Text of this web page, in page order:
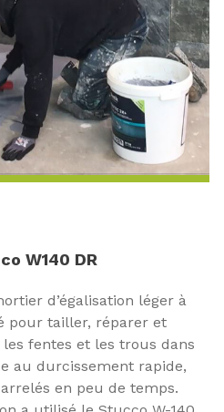
W140 DR
d’égalisation léger à
pour tailler, réparer et
fentes et les trous dans
au durcissement rapide,
en peu de temps.